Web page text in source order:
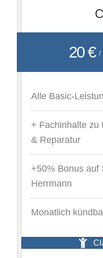
20 € /
Alle Basic-
+ Fachinhalte zu
& Reparatur
+50% Bonus auf
Herrmann
Monatlich